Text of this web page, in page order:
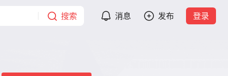
搜索 消息 发布 登录